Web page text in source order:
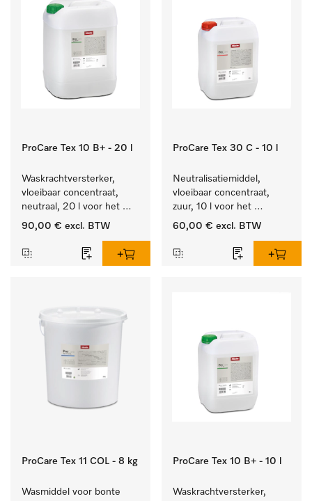
ProCare Tex 10 B+ - 20 l
Waskrachtversterker,
vloeibaar concentraat,
neutraal, 20 l voor het
effectief verwijderen van
90,00 € excl. BTW
ProCare Tex 30 C - 10 l
Neutralisatiemiddel,
vloeibaar concentraat,
zuur, 10 l voor het
optimaal beschermen van
betrouwbare neutralisatie.
60,00 € excl. BTW
ProCare Tex 11 COL - 8 kg
Wasmiddel voor bonte
ProCare Tex 10 B+ - 10 l
Waskrachtversterker,